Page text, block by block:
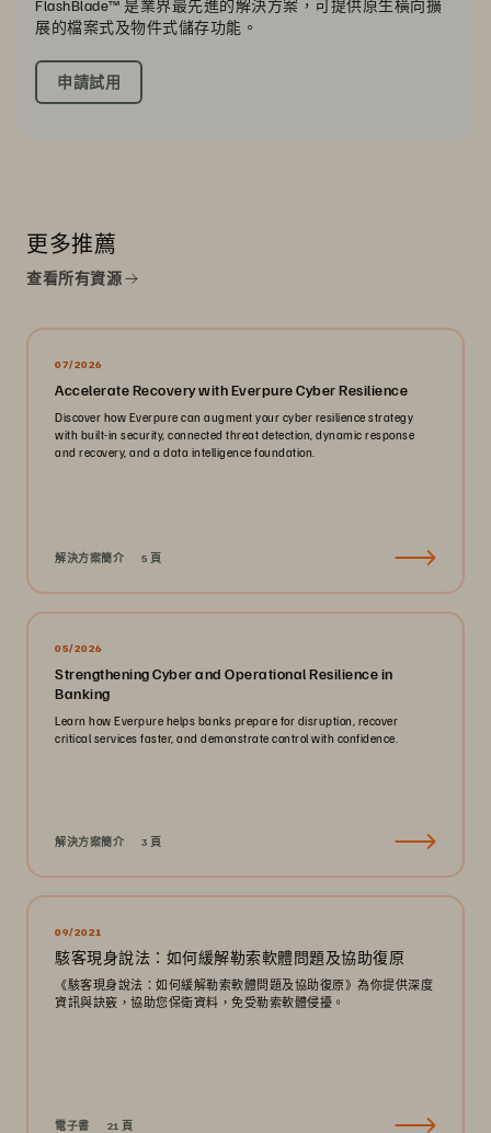
FlashBlade™ 是業界最先進的解決方案，可提供原生橫向擴
展的檔案式及物件式儲存功能。
申請試用
更多推薦
查看所有資源
07/2026
Accelerate Recovery with Everpure Cyber Resilience
Discover how Everpure can augment your cyber resilience strategy
with built-in security, connected threat detection, dynamic response
and recovery, and a data intelligence foundation.
解決方案簡介 5 頁
05/2026
Strengthening Cyber and Operational Resilience in
Banking
Learn how Everpure helps banks prepare for disruption, recover
critical services faster, and demonstrate control with confidence.
解決方案簡介 3 頁
09/2021
駭客現身說法：如何緩解勒索軟體問題及協助復原
《駭客現身說法：如何緩解勒索軟體問題及協助復原》為你提供深度
資訊與訣竅，協助您保衛資料，免受勒索軟體侵擾。
電子書 21 頁